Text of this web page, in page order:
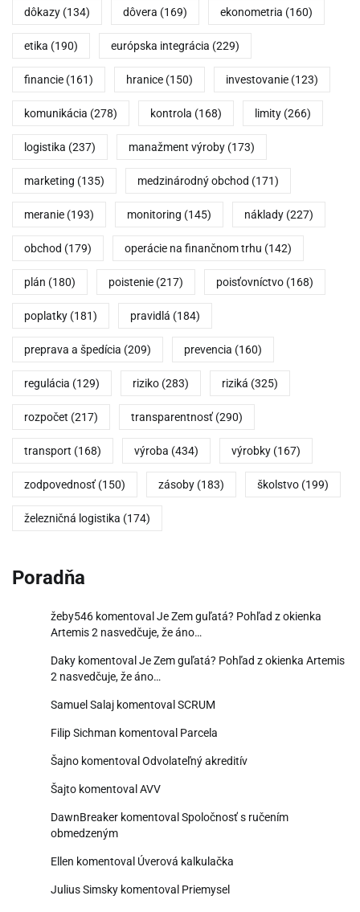
dôkazy (134) dôvera (169) ekonometria (160)
etika (190) európska integrácia (229)
financie (161) hranice (150) investovanie (123)
komunikácia (278) kontrola (168) limity (266)
logistika (237) manažment výroby (173)
marketing (135) medzinárodný obchod (171)
meranie (193) monitoring (145) náklady (227)
obchod (179) operácie na finančnom trhu (142)
plán (180) poistenie (217) poisťovníctvo (168)
poplatky (181) pravidlá (184)
preprava a špedícia (209) prevencia (160)
regulácia (129) riziko (283) riziká (325)
rozpočet (217) transparentnosť (290)
transport (168) výroba (434) výrobky (167)
zodpovednosť (150) zásoby (183) školstvo (199)
železničná logistika (174)
Poradňa
žeby546 komentoval Je Zem guľatá? Pohľad z okienka
Artemis 2 nasvedčuje, že áno…
Daky komentoval Je Zem guľatá? Pohľad z okienka Artemis
2 nasvedčuje, že áno…
Samuel Salaj komentoval SCRUM
Filip Sichman komentoval Parcela
Šajno komentoval Odvolateľný akreditív
Šajto komentoval AVV
DawnBreaker komentoval Spoločnosť s ručením
obmedzeným
Ellen komentoval Úverová kalkulačka
Julius Simsky komentoval Priemysel